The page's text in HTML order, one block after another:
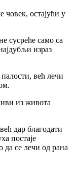
остајући у
сусреће само са
израз
већ лечи
из живота
дар благодати
постаје
да се лечи од рана